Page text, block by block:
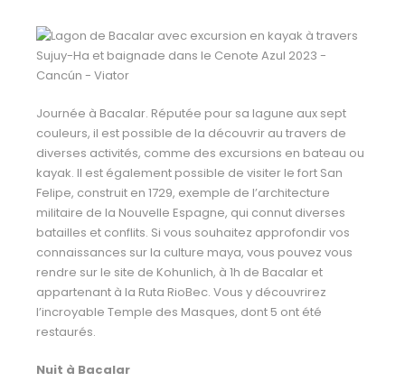
Journée à Bacalar. Réputée pour sa lagune aux sept
couleurs, il est possible de la découvrir au travers de
diverses activités, comme des excursions en bateau ou
kayak. Il est également possible de visiter le fort San
Felipe, construit en 1729, exemple de l’architecture
militaire de la Nouvelle Espagne, qui connut diverses
batailles et conflits. Si vous souhaitez approfondir vos
connaissances sur la culture maya, vous pouvez vous
rendre sur le site de Kohunlich, à 1h de Bacalar et
appartenant à la Ruta RioBec. Vous y découvrirez
l’incroyable Temple des Masques, dont 5 ont été
restaurés.
Nuit à Bacalar